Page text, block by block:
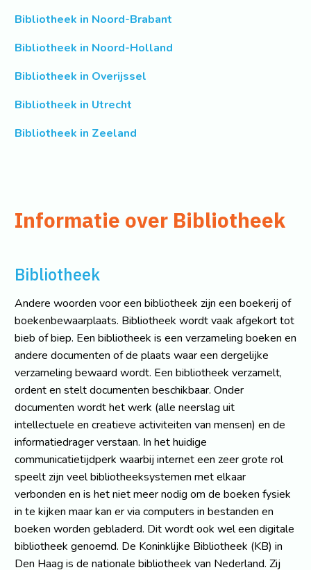
Bibliotheek in Noord-Brabant
Bibliotheek in Noord-Holland
Bibliotheek in Overijssel
Bibliotheek in Utrecht
Bibliotheek in Zeeland
Informatie over Bibliotheek
Bibliotheek
Andere woorden voor een bibliotheek zijn een boekerij of
boekenbewaarplaats. Bibliotheek wordt vaak afgekort tot
bieb of biep. Een bibliotheek is een verzameling boeken en
andere documenten of de plaats waar een dergelijke
verzameling bewaard wordt. Een bibliotheek verzamelt,
ordent en stelt documenten beschikbaar. Onder
documenten wordt het werk (alle neerslag uit
intellectuele en creatieve activiteiten van mensen) en de
informatiedrager verstaan. In het huidige
communicatietijdperk waarbij internet een zeer grote rol
speelt zijn veel bibliotheeksystemen met elkaar
verbonden en is het niet meer nodig om de boeken fysiek
in te kijken maar kan er via computers in bestanden en
boeken worden gebladerd. Dit wordt ook wel een digitale
bibliotheek genoemd. De Koninklijke Bibliotheek (KB) in
Den Haag is de nationale bibliotheek van Nederland. Zij